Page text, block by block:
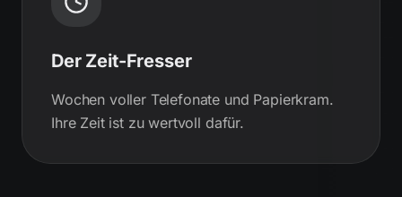
Der Zeit-Fresser
Wochen voller Telefonate und Papierkram.
Ihre Zeit ist zu wertvoll dafür.